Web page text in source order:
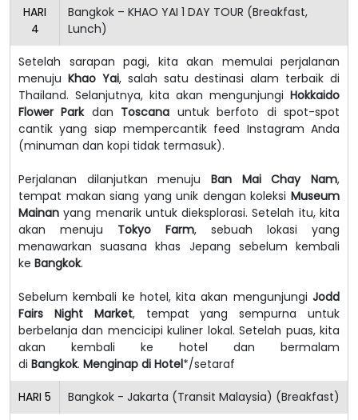
HARI
4
Bangkok – KHAO YAI 1 DAY TOUR (Breakfast,
Lunch)
Setelah sarapan pagi, kita akan memulai perjalanan
menuju Khao Yai, salah satu destinasi alam terbaik di
Thailand. Selanjutnya, kita akan mengunjungi Hokkaido
Flower Parkdan Toscana untuk berfoto di spot-spot
cantik yang siap mempercantik feed Instagram Anda
(minuman dan kopi tidak termasuk).
Perjalanan dilanjutkan menuju Ban Mai Chay Nam,
tempat makan siang yang unik dengan koleksi Museum
Mainan yang menarik untuk dieksplorasi. Setelah itu, kita
akan menuju Tokyo Farm, sebuah lokasi yang
menawarkan suasana khas Jepang sebelum kembali
ke Bangkok.
Sebelum kembali ke hotel, kita akan mengunjungi Jodd
Fairs Night Market, tempat yang sempurna untuk
berbelanja dan mencicipi kuliner lokal. Setelah puas, kita
akan kembali ke hotel dan bermalam
di Bangkok. Menginap di Hotel*/setaraf
HARI 5 Bangkok - Jakarta (Transit Malaysia) (Breakfast)